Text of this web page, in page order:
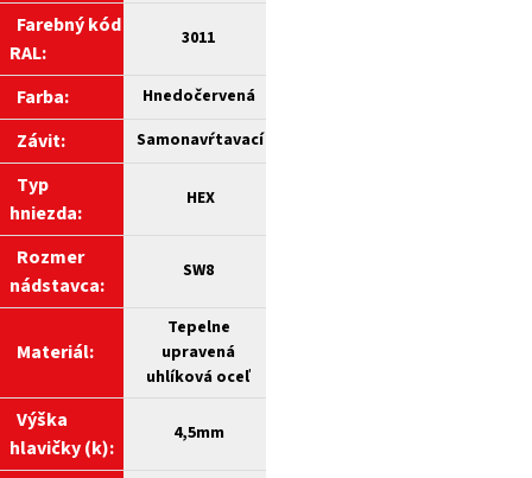
Farebný kód
RAL:
3011
Farba: Hnedočervená
Závit: Samonavŕtavací
Typ
hniezda:
HEX
Rozmer
nádstavca:
SW8
Materiál:
Tepelne
upravená
uhlíková oceľ
Výška
hlavičky (k):
4,5mm